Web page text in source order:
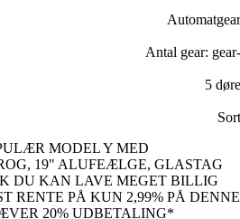
Automatgear
Antal gear: -
gear
5 døre
Sort
MODEL Y MED
19" ALUFEÆLGE, GLASTAG
DU KAN LAVE MEGET BILLIG
RENTE PÅ KUN 2,99% PÅ DENNE
20% UDBETALING*